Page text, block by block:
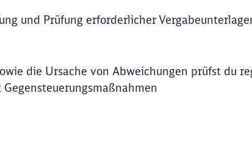
und Prüfung erforderlicher
die Ursache von Abweichungen prüfst du